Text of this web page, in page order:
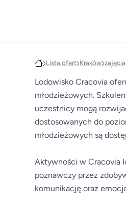
Lista ofert Kraków
Lodowisko Cracovia
młodzieżowych.
uczestnicy mogą
dostosowanych do
młodzieżowych są
Aktywności w Cracovia
poznawczy przez
komunikację oraz